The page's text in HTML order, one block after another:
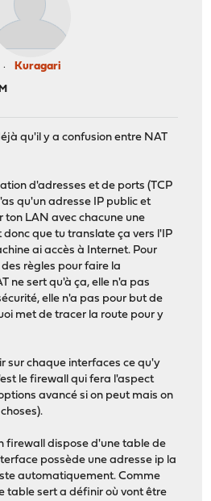
Kuragari
qu'il y a confusion entre NAT
d'adresses et de ports (TCP
qu'un adresse IP public et
ton LAN avec chacune une
que tu translate ça vers l'IP
ai accès à Internet. Pour
règles pour faire la
ne sert qu'à ça, elle n'a pas
elle n'a pas pour but de
met de tracer la route pour y
sur chaque interfaces ce qu'y
le firewall qui fera l'aspect
avancé si on peut mais on
firewall dispose d'une table de
possède une adresse ip la
automatiquement. Comme
table sert a définir où vont être